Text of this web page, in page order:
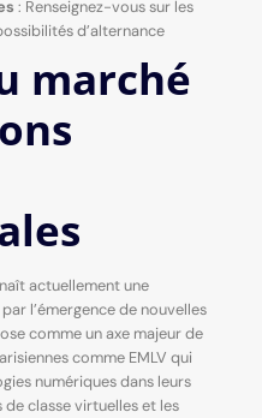
: Renseignez-vous sur les
d’alternance
marché
actuellement une
l’émergence de nouvelles
comme un axe majeur de
comme EMLV qui
numériques dans leurs
classe virtuelles et les